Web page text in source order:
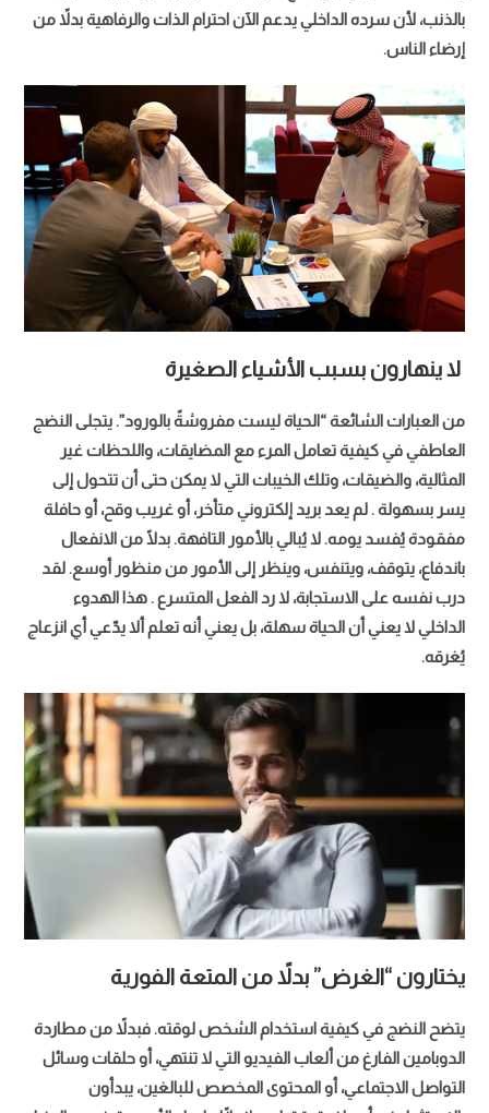
بالذنب، لأن سرده الداخلي يدعم الآن احترام الذات والرفاهية بدلاً من
إرضاء الناس.
لا ينهارون بسبب الأشياء الصغيرة
من العبارات الشائعة “الحياة ليست مفروشةً بالورود”. يتجلى النضج
العاطفي في كيفية تعامل المرء مع المضايقات، واللحظات غير
المثالية، والضيقات، وتلك الخيبات التي لا يمكن حتى أن تتحول إلى
يسر بسهولة . لم يعد بريد إلكتروني متأخر، أو غريب وقح، أو حافلة
مفقودة يُفسد يومه. لا يُبالي بالأمور التافهة. بدلًا من الانفعال
باندفاع، يتوقف، ويتنفس، وينظر إلى الأمور من منظور أوسع. لقد
درب نفسه على الاستجابة، لا رد الفعل المتسرع . هذا الهدوء
الداخلي لا يعني أن الحياة سهلة، بل يعني أنه تعلم ألا يدّعي أي انزعاج
يُغرقه.
يختارون “الغرض” بدلاً من المتعة الفورية
يتضح النضج في كيفية استخدام الشخص لوقته. فبدلاً من مطاردة
الدوبامين الفارغ من ألعاب الفيديو التي لا تنتهي، أو حلقات وسائل
التواصل الاجتماعي، أو المحتوى المخصص للبالغين، يبدأون